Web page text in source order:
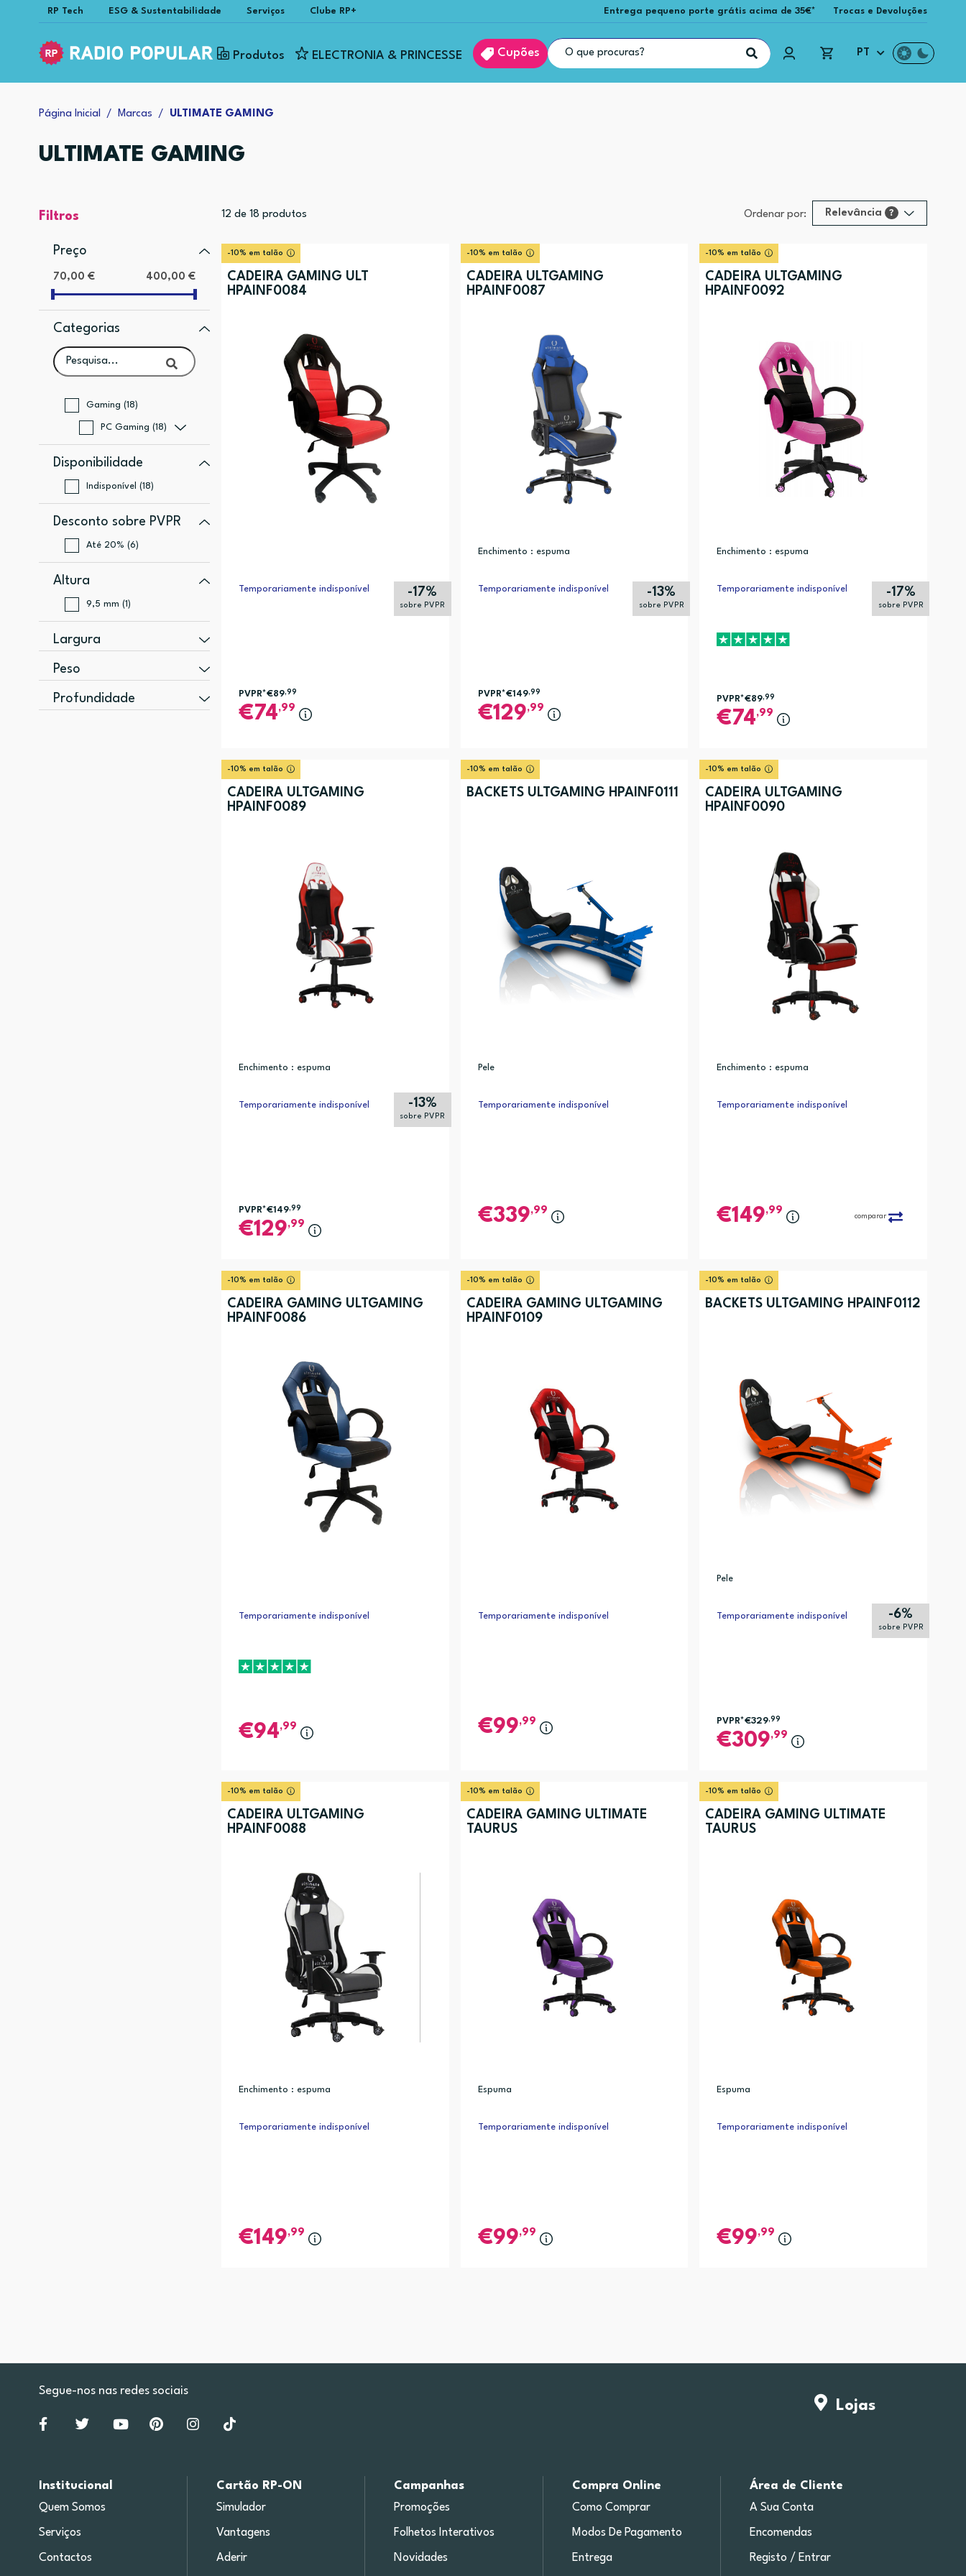
RP Tech ESG & Sustentabilidade Serviços Clube RP+ Entrega pequeno porte grátis acima de 35€* Trocas e Devoluções
Produtos ELECTRONIA & PRINCESSE Cupões PT
Página Inicial Marcas ULTIMATE GAMING
ULTIMATE GAMING
Filtros
Preço
70,00 € 400,00 €
Categorias
Gaming (18)
PC Gaming (18)
Disponibilidade
Indisponível (18)
Desconto sobre PVPR
Até 20% (6)
Altura
9,5 mm (1)
Largura
Peso
105 g (1)
Profundidade
12 de 18 produtos Ordenar por: Relevância ?
-10% em talão
CADEIRA GAMING ULT
HPAINF0084
Temporariamente indisponível -17%
sobre PVPR
PVPR*€89,99
74,99
-10% em talão
CADEIRA ULTGAMING
HPAINF0087
Enchimento : espuma
Temporariamente indisponível -13%
sobre PVPR
PVPR*€149,99
129,99
-10% em talão
CADEIRA ULTGAMING
HPAINF0092
Enchimento : espuma
Temporariamente indisponível -17%
sobre PVPR
PVPR*€89,99
74,99
-10% em talão
CADEIRA ULTGAMING
HPAINF0089
Enchimento : espuma
Temporariamente indisponível -13%
sobre PVPR
PVPR*€149,99
129,99
-10% em talão
BACKETS ULTGAMING HPAINF0111
Pele
Temporariamente indisponível
339,99
-10% em talão
CADEIRA ULTGAMING
HPAINF0090
Enchimento : espuma
Temporariamente indisponível
149,99
comparar
-10% em talão
CADEIRA GAMING ULTGAMING
HPAINF0086
Temporariamente indisponível
94,99
-10% em talão
CADEIRA GAMING ULTGAMING
HPAINF0109
Temporariamente indisponível
99,99
-10% em talão
BACKETS ULTGAMING HPAINF0112
Pele
Temporariamente indisponível -6%
sobre PVPR
PVPR*€329,99
309,99
-10% em talão
CADEIRA ULTGAMING
HPAINF0088
Enchimento : espuma
Temporariamente indisponível
149,99
-10% em talão
CADEIRA GAMING ULTIMATE
TAURUS
Espuma
Temporariamente indisponível
99,99
-10% em talão
CADEIRA GAMING ULTIMATE
TAURUS
Espuma
Temporariamente indisponível
99,99
Lojas
Segue-nos nas redes sociais
Institucional
Quem Somos
Serviços
Contactos
Cartão RP-ON
Simulador
Vantagens
Aderir
Campanhas
Promoções
Folhetos Interativos
Novidades
Compra Online
Como Comprar
Modos De Pagamento
Entrega
Área de Cliente
A Sua Conta
Encomendas
Registo / Entrar